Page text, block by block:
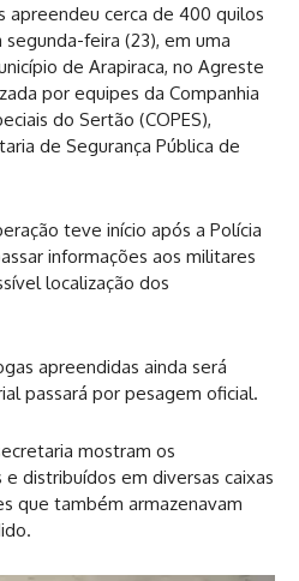
apreendeu cerca de 400 quilos
feira (23), em uma
de Arapiraca, no Agreste
por equipes da Companhia
do Sertão (COPES),
de Segurança Pública de
teve início após a Polícia
informações aos militares
localização dos
apreendidas ainda será
passará por pesagem oficial.
mostram os
distribuídos em diversas caixas
que também armazenavam